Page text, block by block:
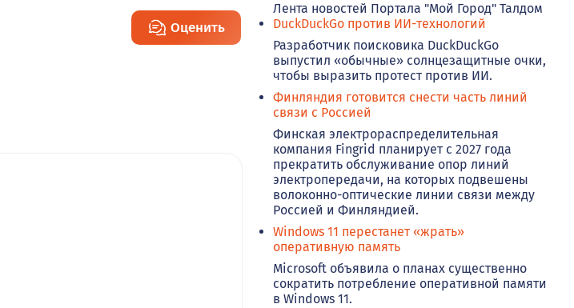
Оценить
Лента новостей Портала "Мой Город" Талдом
DuckDuckGo против ИИ-технологий
Разработчик поисковика DuckDuckGo
выпустил «обычные» солнцезащитные очки,
чтобы выразить протест против ИИ.
Финляндия готовится снести часть линий
связи с Россией
Финская электрораспределительная
компания Fingrid планирует с 2027 года
прекратить обслуживание опор линий
электропередачи, на которых подвешены
волоконно-оптические линии связи между
Россией и Финляндией.
Windows 11 перестанет «жрать»
оперативную память
Microsoft объявила о планах существенно
сократить потребление оперативной памяти
в Windows 11.